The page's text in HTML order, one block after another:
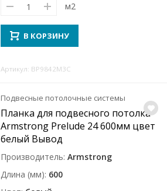
м2
В КОРЗИНУ
Артикул: BP9842M3C
Подвесные потолочные системы
Планка для подвесного потолка
Armstrong Prelude 24 600мм цвет
белый Вывод
Производитель Armstrong
Длина (мм) 600